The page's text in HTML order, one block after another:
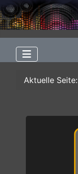
Aktuelle Seite: